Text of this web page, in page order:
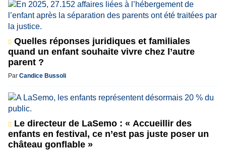
Quelles réponses juridiques et familiales
quand un enfant souhaite vivre chez l’autre
parent ?
Par Candice Bussoli
Le directeur de LaSemo : « Accueillir des
enfants en festival, ce n’est pas juste poser un
château gonflable »